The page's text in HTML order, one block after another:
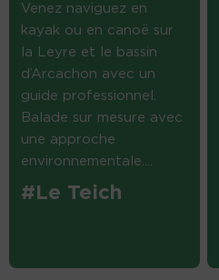
Venez naviguez en
kayak ou en canoë sur
la Leyre et le bassin
d’Arcachon avec un
guide professionnel.
Balade sur mesure avec
une approche
environnementale....
#Le Teich